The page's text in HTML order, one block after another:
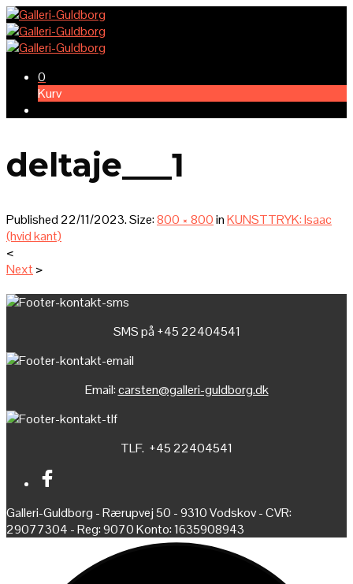
0
Kurv
deltaje___1
Published22/11/2023. Size:800 × 800inKUNSTTRYK: Isaac
(hvid kant)
<
Next>
SMS på +45 22404541
Email:carsten@galleri-guldborg.dk
TLF. +45 22404541
Galleri-Guldborg - Rærupvej 50 - 9310 Vodskov - CVR:
29077304 - Reg: 9070 Konto: 1635908943